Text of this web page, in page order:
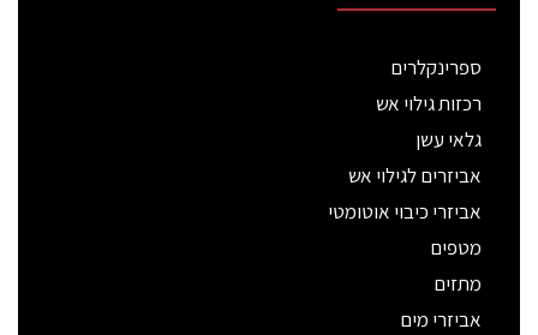
ספרינקלרים
רכזות גילוי אש
גלאי עשן
אביזרים לגילוי אש
אביזרי כיבוי אוטומטי
מטפים
מתזים
אביזרי מים